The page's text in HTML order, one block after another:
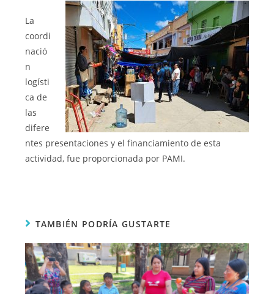
La
coordi
nació
n
logísti
ca de
las
difere
ntes presentaciones y el financiamiento de esta
actividad, fue proporcionada por PAMI.
TAMBIÉN PODRÍA GUSTARTE